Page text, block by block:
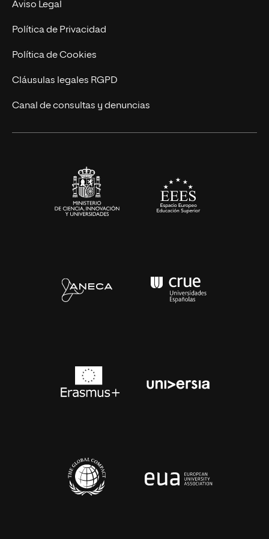
Postgrados
Cursos Universitarios
Trabaja en UNIR
Actualidad
UNIR Revista
Eventos
Aviso Legal
Política de Privacidad
Política de Cookies
Cláusulas legales RGPD
Canal de consultas y denuncias